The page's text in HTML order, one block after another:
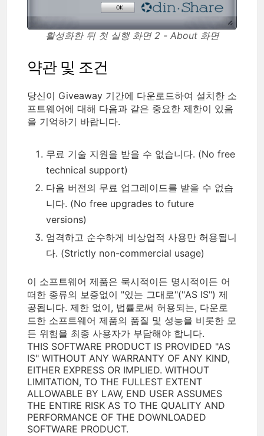
활성화한 뒤 첫 실행 화면 2 - About 화면
약관 및 조건
당신이 Giveaway 기간에 다운로드하여 설치한 소
프트웨어에 대해 다음과 같은 중요한 제한이 있음
을 기억하기 바랍니다.
무료 기술 지원을 받을 수 없습니다. (No free
technical support)
다음 버전의 무료 업그레이드를 받을 수 없습
니다. (No free upgrades to future
versions)
엄격하고 순수하게 비상업적 사용만 허용됩니
다. (Strictly non-commercial usage)
이 소프트웨어 제품은 묵시적이든 명시적이든 어
떠한 종류의 보증없이 "있는 그대로"("AS IS") 제
공됩니다. 제한 없이, 법률로써 허용되는, 다운로
드한 소프트웨어 제품의 품질 및 성능을 비롯한 모
든 위험을 최종 사용자가 부담해야 합니다.
THIS SOFTWARE PRODUCT IS PROVIDED "AS
IS" WITHOUT ANY WARRANTY OF ANY KIND,
EITHER EXPRESS OR IMPLIED. WITHOUT
LIMITATION, TO THE FULLEST EXTENT
ALLOWABLE BY LAW, END USER ASSUMES
THE ENTIRE RISK AS TO THE QUALITY AND
PERFORMANCE OF THE DOWNLOADED
SOFTWARE PRODUCT.